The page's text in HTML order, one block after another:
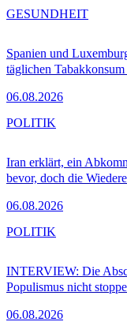
Spanien und
täglichen
06.08.2026
GESUNDHEIT
Iran erklärt, ein
bevor, doch die
06.08.2026
POLITIK
INTERVIEW: Die
Populismus nicht
06.08.2026
POLITIK